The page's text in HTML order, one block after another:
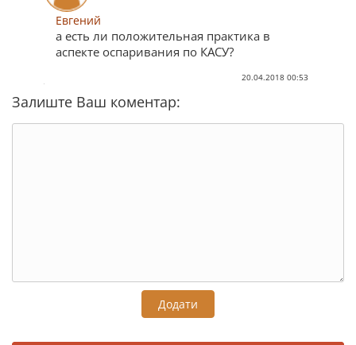
Евгений
а есть ли положительная практика в
аспекте оспаривания по КАСУ?
20.04.2018 00:53
Залиште Ваш коментар:
Додати